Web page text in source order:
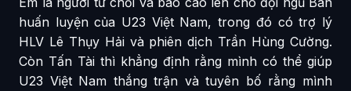
huấn luyện của U23 Việt Nam, trong đó có trợ lý
HLV Lê Thụy Hải và phiên dịch Trần Hùng Cường.
Còn Tấn Tài thì khẳng định rằng mình có thể giúp
U23 Việt Nam thắng trận và tuyên bố rằng mình